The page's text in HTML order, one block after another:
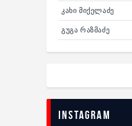
კახი მიქელაძე
გუგა რაზმაძე
Instagram